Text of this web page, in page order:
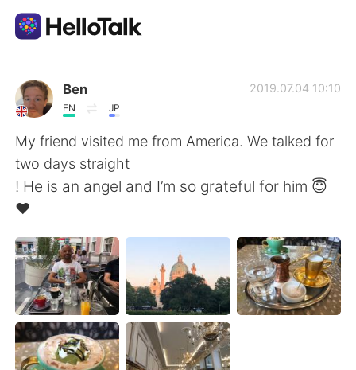
แอปแลกเปลี่ยนทางภาษา
AI Grammar Checker
ไทย
English 简体中文
繁體中文 Español
العربية Français
Deutsch 日本語
Ben
EN JP
2019.07.04 10:10
My friend visited me from America. We talked for
two days straight
! He is an angel and I’m so grateful for him 😇
❤️